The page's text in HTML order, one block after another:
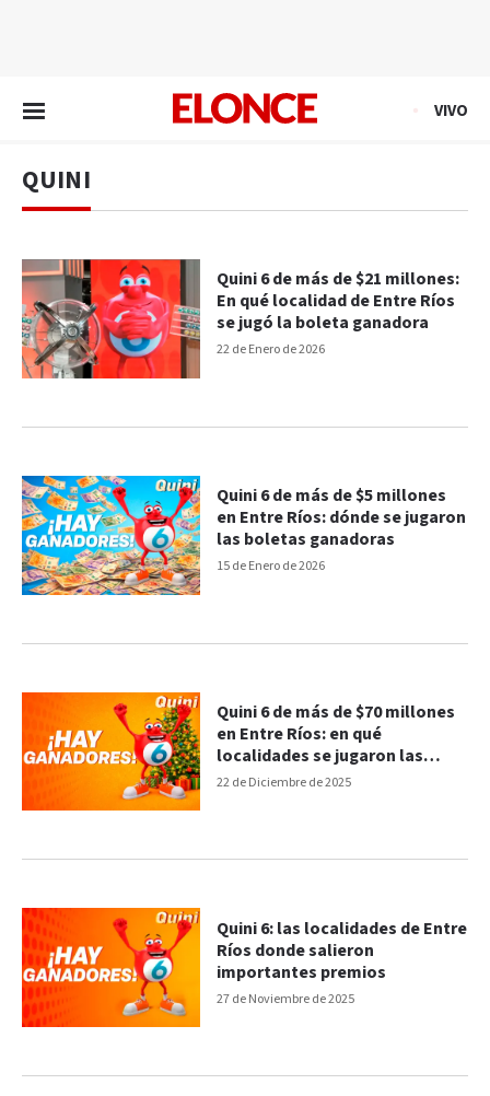
VIVO
QUINI
22 de Enero de 2026
Quini 6 de más de $21 millones:
En qué localidad de Entre Ríos
se jugó la boleta ganadora
15 de Enero de 2026
Quini 6 de más de $5 millones
en Entre Ríos: dónde se jugaron
las boletas ganadoras
22 de Diciembre de 2025
Quini 6 de más de $70 millones
en Entre Ríos: en qué
localidades se jugaron las
boletas ganadoras
27 de Noviembre de 2025
Quini 6: las localidades de Entre
Ríos donde salieron
importantes premios